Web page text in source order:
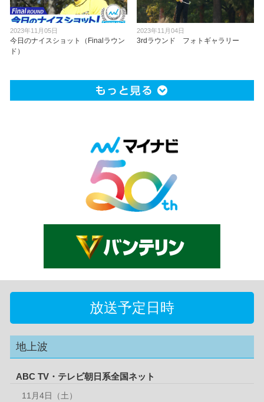
2023年11月05日
今日のナイスショット（Finalラウン
ド）
2023年11月04日
3rdラウンド フォトギャラリー
放送予定日時
地上波
ABC TV・テレビ朝日系全国ネット
11月4日（土）